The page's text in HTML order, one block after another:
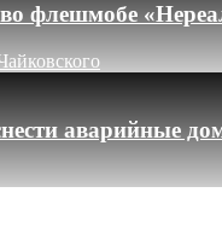
флешмобе
аварийные